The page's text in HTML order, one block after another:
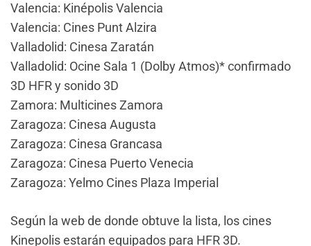
Valencia: Kinépolis Valencia
Valencia: Cines Punt Alzira
Valladolid: Cinesa Zaratán
Valladolid: Ocine Sala 1 (Dolby Atmos)* confirmado
3D HFR y sonido 3D
Zamora: Multicines Zamora
Zaragoza: Cinesa Augusta
Zaragoza: Cinesa Grancasa
Zaragoza: Cinesa Puerto Venecia
Zaragoza: Yelmo Cines Plaza Imperial
Según la web de donde obtuve la lista, los cines
Kinepolis estarán equipados para HFR 3D.